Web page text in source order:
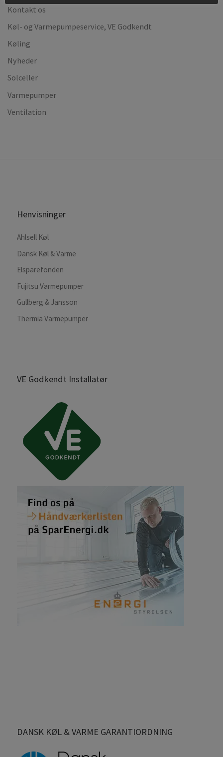
Kontakt os
Køl- og Varmepumpeservice, VE Godkendt
Køling
Nyheder
Solceller
Varmepumper
Ventilation
Henvisninger
Ahlsell Køl
Dansk Køl & Varme
Elsparefonden
Fujitsu Varmepumper
Gullberg & Jansson
Thermia Varmepumper
VE Godkendt Installatør
DANSK KØL & VARME GARANTIORDNING